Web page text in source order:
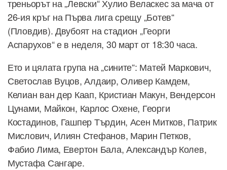
треньорът на „Левски“ Хулио Веласкес за мача от
26-ия кръг на Първа лига срещу „Ботев“
(Пловдив). Двубоят на стадион „Георги
Аспарухов“ е в неделя, 30 март от 18:30 часа.
Ето и цялата група на „сините“: Матей Маркович,
Светослав Вуцов, Алдаир, Оливер Камдем,
Келиан ван дер Каап, Кристиан Макун, Вендерсон
Цунами, Майкон, Карлос Охене, Георги
Костадинов, Гашпер Търдин, Асен Митков, Патрик
Мислович, Илиян Стефанов, Марин Петков,
Фабио Лима, Евертон Бала, Александър Колев,
Мустафа Сангаре.